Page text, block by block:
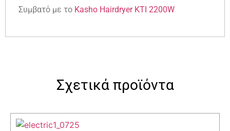
Συμβατό με το Kasho Hairdryer KTI 2200W
Σχετικά προϊόντα